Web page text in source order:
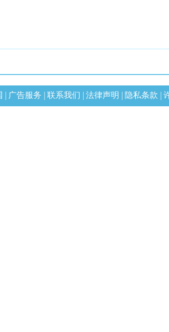
广告服务 联系我们 法律声明 隐私条款